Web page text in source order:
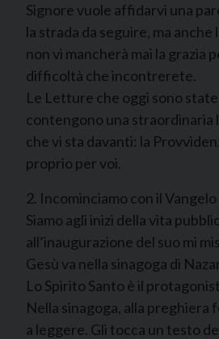
Signore vuole affidarvi una
la strada da seguire, ma anche
non vi mancherà mai la grazia
difficoltà che incontrerete.
Le Letture che oggi sono
contengono una straordinaria
che vi sta davanti: la
proprio per voi.
2. Incominciamo con il Vangelo
Siamo agli inizi della vita
all’inaugurazione del suo mi
Gesù va nella sinagoga di
Lo Spirito Santo è il
Nella sinagoga, alla preghiera
a leggere. Gli tocca un testo